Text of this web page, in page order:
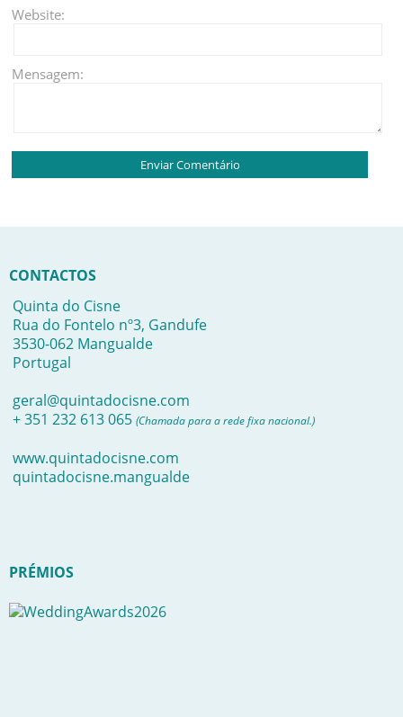
Website:
Mensagem:
CONTACTOS
Quinta do Cisne
Rua do Fontelo nº3, Gandufe
3530-062 Mangualde
Portugal
geral@quintadocisne.com
+ 351 232 613 065 (Chamada para a rede fixa nacional.)
www.quintadocisne.com
quintadocisne.mangualde
PRÉMIOS